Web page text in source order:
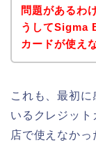
問題があるわ
うしてSigma
カードが使え
これも、最初
いるクレジッ
店で使えなかっ